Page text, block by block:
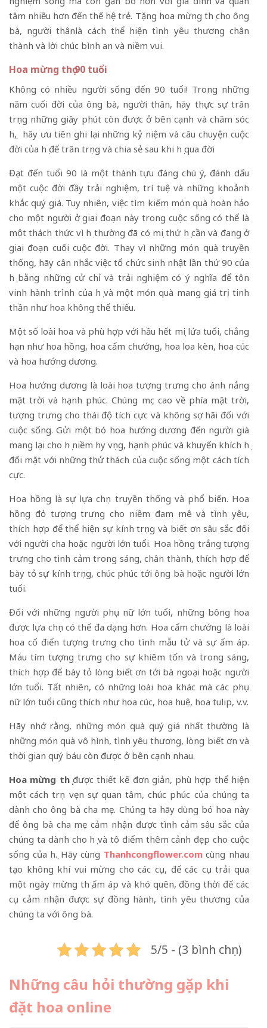
tâm nhiều hơn đến thế hệ trẻ. Tặng hoa mừng thọ cho ông
bà, người thânlà cách thể hiện tình yêu thương chân
thành và lời chúc bình an và niềm vui.
Hoa mừng thọ 90 tuổi
Không có nhiều người sống đến 90 tuổi! Trong những
năm cuối đời của ông bà, người thân, hãy thực sự trân
trọng những giây phút còn được ở bên cạnh và chăm sóc
họ, hãy ưu tiên ghi lại những kỷ niệm và câu chuyện cuộc
đời của họ để trân trọng và chia sẻ sau khi họ qua đời
Đạt đến tuổi 90 là một thành tựu đáng chú ý, đánh dấu
một cuộc đời đầy trải nghiệm, trí tuệ và những khoảnh
khắc quý giá. Tuy nhiên, việc tìm kiếm món quà hoàn hảo
cho một người ở giai đoạn này trong cuộc sống có thể là
một thách thức vì họ thường đã có mọi thứ họ cần và đang ở
giai đoạn cuối cuộc đời. Thay vì những món quà truyền
thống, hãy cân nhắc việc tổ chức sinh nhật lần thứ 90 của
họ bằng những cử chỉ và trải nghiệm có ý nghĩa để tôn
vinh hành trình của họ và một món quà mang giá trị tinh
thần như hoa không thể thiếu.
Một số loài hoa và phù hợp với hầu hết mọi lứa tuổi, chẳng
hạn như hoa hồng, hoa cẩm chướng, hoa loa kèn, hoa cúc
và hoa hướng dương.
Hoa hướng dương là loài hoa tượng trưng cho ánh nắng
mặt trời và hạnh phúc. Chúng mọc cao về phía mặt trời,
tượng trưng cho thái độ tích cực và không sợ hãi đối với
cuộc sống. Gửi một bó hoa hướng dương đến người già
mang lại cho họ niềm hy vọng, hạnh phúc và khuyến khích họ
đối mặt với những thử thách của cuộc sống một cách tích
cực.
Hoa hồng là sự lựa chọn truyền thống và phổ biến. Hoa
hồng đỏ tượng trưng cho niềm đam mê và tình yêu,
thích hợp để thể hiện sự kính trọng và biết ơn sâu sắc đối
với người cha hoặc người lớn tuổi. Hoa hồng trắng tượng
trưng cho tình cảm trong sáng, chân thành, thích hợp để
bày tỏ sự kính trọng, chúc phúc tới ông bà hoặc người lớn
tuổi.
Đối với những người phụ nữ lớn tuổi, những bông hoa
được lựa chọn có thể đa dạng hơn. Hoa cẩm chướng là loài
hoa cổ điển tượng trưng cho tình mẫu tử và sự ấm áp.
Màu tím tượng trưng cho sự khiêm tốn và trong sáng,
thích hợp để bày tỏ lòng biết ơn tới bà ngoại hoặc người
lớn tuổi. Tất nhiên, có những loài hoa khác mà các phụ
nữ lớn tuổi cũng thích như hoa cúc, hoa huệ, hoa tulip, v.v.
Hãy nhớ rằng, những món quà quý giá nhất thường là
những món quà vô hình, tình yêu thương, lòng biết ơn và
thời gian quý báu còn được ở bên cạnh nhau.
Hoa mừng thọđược thiết kế đơn giản, phù hợp thể hiện
một cách trọn vẹn sự quan tâm, chúc phúc của chúng ta
dành cho ông bà cha mẹ. Chúng ta hãy dùng bó hoa này
để ông bà cha mẹ cảm nhận được tình cảm sâu sắc của
chúng ta dành cho họ và tô điểm thêm cảnh đẹp cho cuộc
sống của họ. Hãy cùng Thanhcongflower.comcùng nhau
tạo không khí vui mừng cho các cụ, để các cụ trải qua
một ngày mừng thọ ấm áp và khó quên, đồng thời để các
cụ cảm nhận được sự đồng hành, tình yêu thương của
chúng ta với ông bà.
5/5 - (3 bình chọn)
Những câu hỏi thường gặp khi
đặt hoa online